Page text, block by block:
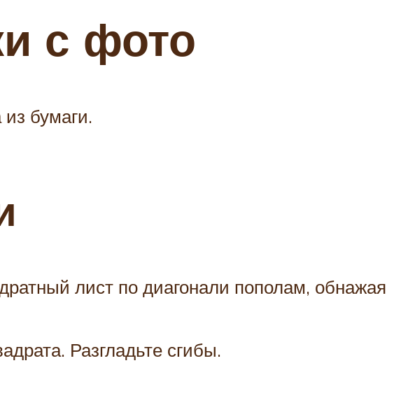
с фото
бумаги.
лист по диагонали пополам, обнажая
Разгладьте сгибы.